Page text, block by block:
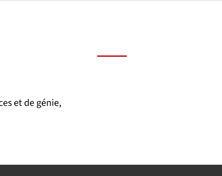
et de génie,